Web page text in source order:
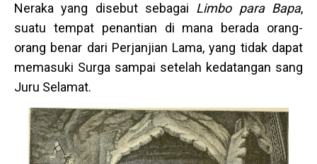
Neraka yang disebut sebagai Limbo para Bapa,
suatu tempat penantian di mana berada orang-
orang benar dari Perjanjian Lama, yang tidak dapat
memasuki Surga sampai setelah kedatangan sang
Juru Selamat.